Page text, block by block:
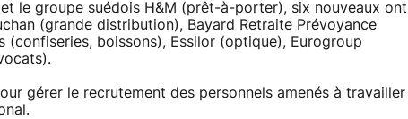
le groupe suédois H&M (prêt-à-porter), six nouveaux ont
(grande distribution), Bayard Retraite Prévoyance
boissons), Essilor (optique), Eurogroup
gérer le recrutement des personnels amenés à travailler